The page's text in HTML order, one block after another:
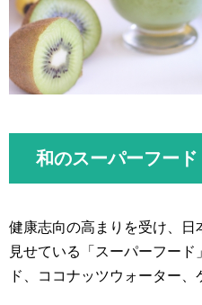
和のスーパーフード
健康志向の高まりを受け、
見せている「スーパーフー
ド、ココナッツウォーター、